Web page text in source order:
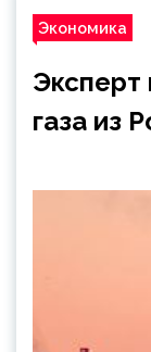
Экономика
Эксперт
газа из